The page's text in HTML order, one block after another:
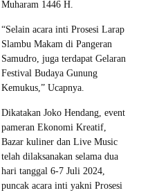
Muharam 1446 H.
“Selain acara inti Prosesi Larap
Slambu Makam di Pangeran
Samudro, juga terdapat Gelaran
Festival Budaya Gunung
Kemukus,” Ucapnya.
Dikatakan Joko Hendang, event
pameran Ekonomi Kreatif,
Bazar kuliner dan Live Music
telah dilaksanakan selama dua
hari tanggal 6-7 Juli 2024,
puncak acara inti yakni Prosesi